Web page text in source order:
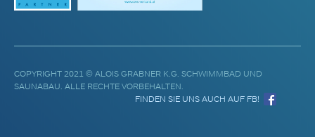
COPYRIGHT 2021 © ALOIS GRABNER K.G. SCHWIMMBAD UND
SAUNABAU. ALLE RECHTE VORBEHALTEN.
FINDEN SIE UNS AUCH AUF FB!